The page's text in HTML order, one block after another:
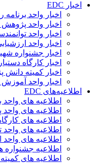
اخبار EDC
اخبار واحد
اخبار واحد
اخبار واحد
اخبار واحد ارزشیابی
اخبار جشنواره
اخبار کارگاه
اخبار کمیته دانش
اخبار واحد
اطلاعیه‌های EDC
اطلاعیه های
اطلاعیه های
اطلاعیه های
اطلاعیه های واحد
اطلاعیه های واحد
اطلاعیه جشنواره
اطلاعیه های